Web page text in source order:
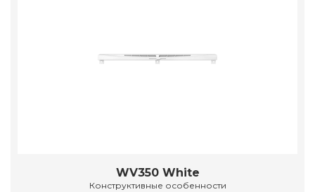
WV350 White
Конструктивные особенности